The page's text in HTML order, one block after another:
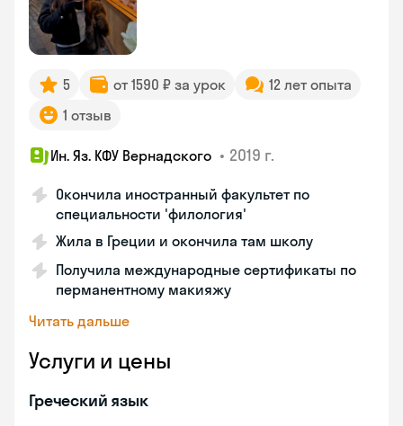
5 от 1590 ₽ за урок
12 лет опыта
1 отзыв
Ин. Яз. КФУ Вернадского • 2019 г.
Окончила иностранный факультет по
специальности 'филология'
Жила в Греции и окончила там школу
Получила международные сертификаты по
перманентному макияжу
Читать дальше
Услуги и цены
Греческий язык